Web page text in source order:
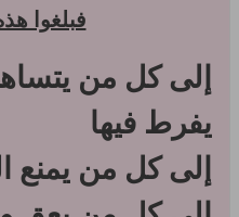
فبلغوا
إلى كل من
يفرط فيها
إلى كل من يمنع